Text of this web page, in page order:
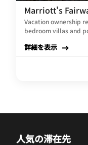
Marriott's
Vacation ownership
bedroom villas and
詳細を表示
人気の滞在先